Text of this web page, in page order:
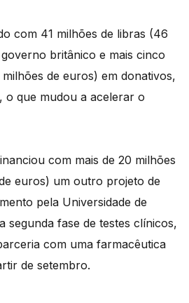
com 41 milhões de libras (46
britânico e mais cinco
de euros) em donativos,
o que mudou a acelerar o
com mais de 20 milhões
euros) um outro projeto de
pela Universidade de
segunda fase de testes clínicos,
com uma farmacêutica
de setembro.